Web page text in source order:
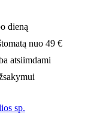
dieną
nuo 49 €
atsiimdami
sp.